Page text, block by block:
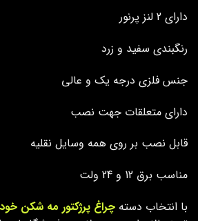
دارای 2 لنز پرنور
رنگبندی سفید و زرد
جنس فلزی درجه یک و عالی
دارای متعلقات جهت نصب
قابل نصب بر روی همه وسایل نقلیه
مناسب برق 12 و 24 ولت
با انتخاب دسته چراغ پرژکتور مه شکن